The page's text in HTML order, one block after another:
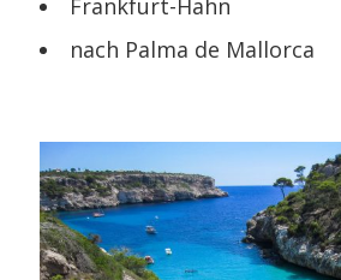
nach Palma de Mallorca